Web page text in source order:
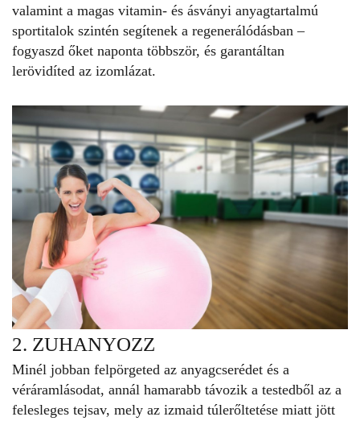
valamint a magas vitamin- és ásványi anyagtartalmú
sportitalok szintén segítenek a regenerálódásban –
fogyaszd őket naponta többször, és garantáltan
lerövidíted az izomlázat.
2. ZUHANYOZZ
Minél jobban felpörgeted az anyagcserédet és a
véráramlásodat, annál hamarabb távozik a testedből az a
felesleges tejsav, mely az izmaid túlerőltetése miatt jött